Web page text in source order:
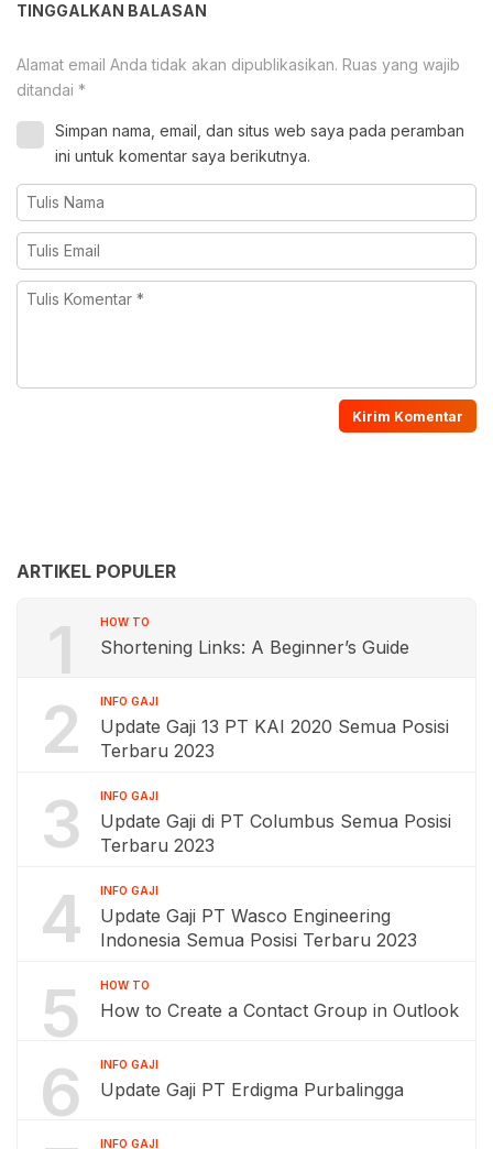
TINGGALKAN BALASAN
Alamat email Anda tidak akan dipublikasikan. Ruas yang wajib
ditandai *
Simpan nama, email, dan situs web saya pada peramban
ini untuk komentar saya berikutnya.
ARTIKEL POPULER
1 HOW TO
Shortening Links: A Beginner’s Guide
2 INFO GAJI
Update Gaji 13 PT KAI 2020 Semua Posisi
Terbaru 2023
3 INFO GAJI
Update Gaji di PT Columbus Semua Posisi
Terbaru 2023
4 INFO GAJI
Update Gaji PT Wasco Engineering
Indonesia Semua Posisi Terbaru 2023
5 HOW TO
How to Create a Contact Group in Outlook
6 INFO GAJI
Update Gaji PT Erdigma Purbalingga
INFO GAJI